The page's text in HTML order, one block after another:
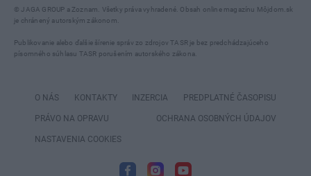
© JAGA GROUP a Zoznam. Všetky práva vyhradené. Obsah online magazínu Môjdom.sk
je chránený autorským zákonom.
Publikovanie alebo ďalšie šírenie správ zo zdrojov TASR je bez predchádzajúceho
písomného súhlasu TASR porušením autorského zákona.
O NÁS KONTAKTY INZERCIA PREDPLATNÉ ČASOPISU
PRÁVO NA OPRAVU OCHRANA OSOBNÝCH ÚDAJOV
NASTAVENIA COOKIES